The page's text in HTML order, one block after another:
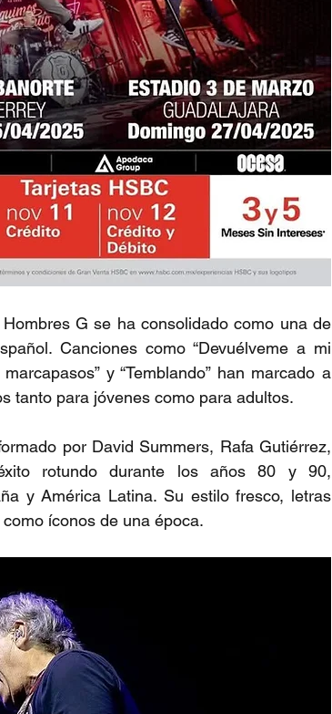
G se ha consolidado como una de
Canciones como “Devuélveme a mi
y “Temblando” han marcado a
tanto para jóvenes como para adultos.
por David Summers, Rafa Gutiérrez,
rotundo durante los años 80 y 90,
y América Latina. Su estilo fresco, letras
íconos de una época.